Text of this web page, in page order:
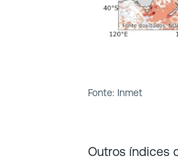
Fonte: Inmet
Outros índices